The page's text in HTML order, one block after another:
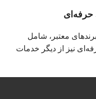
معتبر، شامل
نیز از دیگر خدمات